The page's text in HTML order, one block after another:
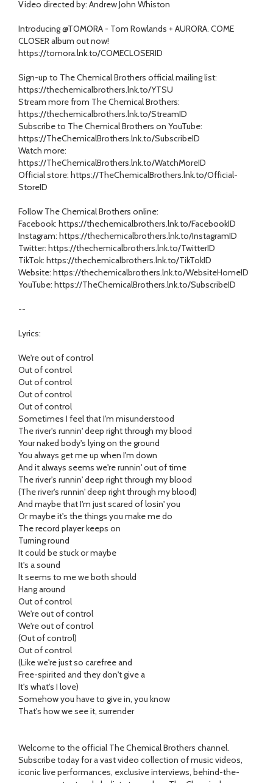
Video directed by: Andrew John Whiston
Introducing @TOMORA - Tom Rowlands + AURORA. COME
CLOSER album out now!
https://tomora.lnk.to/COMECLOSERID
Sign-up to The Chemical Brothers official mailing list:
https://thechemicalbrothers.lnk.to/YTSU
Stream more from The Chemical Brothers:
https://thechemicalbrothers.lnk.to/StreamID
Subscribe to The Chemical Brothers on YouTube:
https://TheChemicalBrothers.lnk.to/SubscribeID
Watch more:
https://TheChemicalBrothers.lnk.to/WatchMoreID
Official store: https://TheChemicalBrothers.lnk.to/Official-
StoreID
Follow The Chemical Brothers online:
Facebook: https://thechemicalbrothers.lnk.to/FacebookID
Instagram: https://thechemicalbrothers.lnk.to/InstagramID
Twitter: https://thechemicalbrothers.lnk.to/TwitterID
TikTok: https://thechemicalbrothers.lnk.to/TikTokID
Website: https://thechemicalbrothers.lnk.to/WebsiteHomeID
YouTube: https://TheChemicalBrothers.lnk.to/SubscribeID
--
Lyrics:
We're out of control
Out of control
Out of control
Out of control
Out of control
Sometimes I feel that I'm misunderstood
The river's runnin' deep right through my blood
Your naked body's lying on the ground
You always get me up when I'm down
And it always seems we're runnin' out of time
The river's runnin' deep right through my blood
(The river's runnin' deep right through my blood)
And maybe that I'm just scared of losin' you
Or maybe it's the things you make me do
The record player keeps on
Turning round
It could be stuck or maybe
It's a sound
It seems to me we both should
Hang around
Out of control
We're out of control
We're out of control
(Out of control)
Out of control
(Like we're just so carefree and
Free-spirited and they don't give a
It's what's I love)
Somehow you have to give in, you know
That's how we see it, surrender
Welcome to the official The Chemical Brothers channel.
Subscribe today for a vast video collection of music videos,
iconic live performances, exclusive interviews, behind-the-